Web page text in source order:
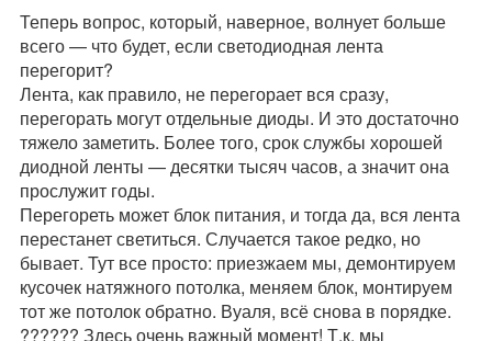
Теперь вопрос, который, наверное, волнует больше
всего — что будет, если светодиодная лента
перегорит?
Лента, как правило, не перегорает вся сразу,
перегорать могут отдельные диоды. И это достаточно
тяжело заметить. Более того, срок службы хорошей
диодной ленты — десятки тысяч часов, а значит она
прослужит годы.
Перегореть может блок питания, и тогда да, вся лента
перестанет светиться. Случается такое редко, но
бывает. Тут все просто: приезжаем мы, демонтируем
кусочек натяжного потолка, меняем блок, монтируем
тот же потолок обратно. Вуаля, всё снова в порядке.
?????? Здесь очень важный момент! Т.к. мы